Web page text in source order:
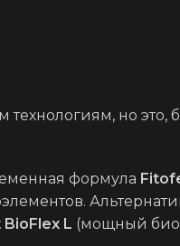
но это,
формула
L (мощный